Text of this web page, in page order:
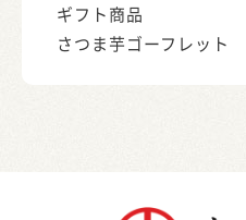
ギフト商品
さつま芋ゴーフレット